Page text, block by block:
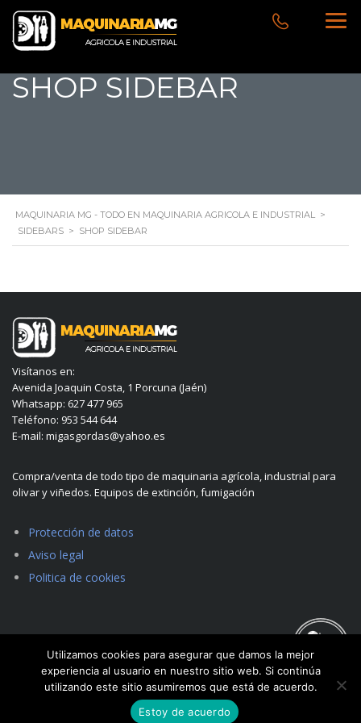
SHOP SIDEBAR
MAQUINARIA MG - TODO EN MAQUINARIA AGRICOLA E INDUSTRIAL >
SIDEBARS > SHOP SIDEBAR
Visítanos en:
Avenida Joaquin Costa, 1 Porcuna (Jaén)
Whatsapp: 627 477 965
Teléfono: 953 544 644
E-mail: migasgordas@yahoo.es
Compra/venta de todo tipo de maquinaria agrícola, industrial para
olivar y viñedos. Equipos de extinción, fumigación
Protección de datos
Aviso legal
Politica de cookies
Utilizamos cookies para asegurar que damos la mejor
experiencia al usuario en nuestro sitio web. Si continúa
utilizando este sitio asumiremos que está de acuerdo.
Estoy de acuerdo